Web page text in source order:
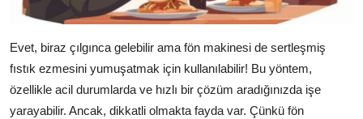
Evet, biraz çılgınca gelebilir ama fön makinesi de sertleşmiş
fıstık ezmesini yumuşatmak için kullanılabilir! Bu yöntem,
özellikle acil durumlarda ve hızlı bir çözüm aradığınızda işe
yarayabilir. Ancak, dikkatli olmakta fayda var. Çünkü fön